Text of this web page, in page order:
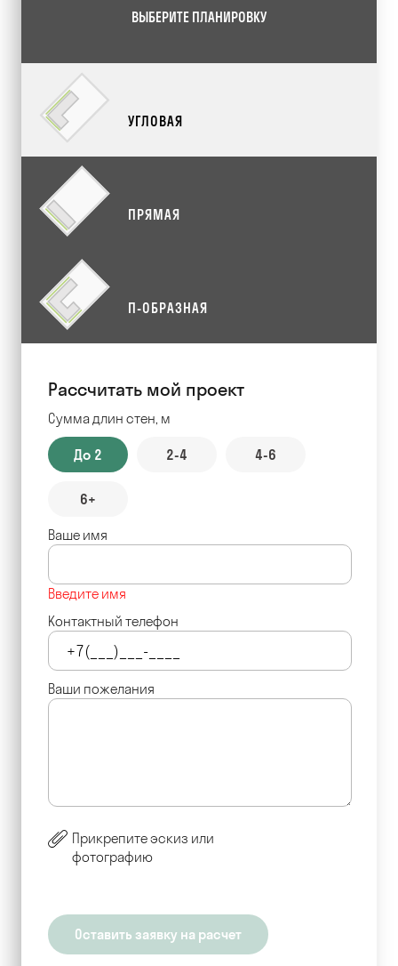
ВЫБЕРИТЕ ПЛАНИРОВКУ
УГЛОВАЯ
ПРЯМАЯ
П-ОБРАЗНАЯ
Рассчитать мой проект
Сумма длин стен, м
До 2 2-4 4-6
6+
Ваше имя
Введите имя
Контактный телефон
Ваши пожелания
Прикрепите эскиз или
фотографию